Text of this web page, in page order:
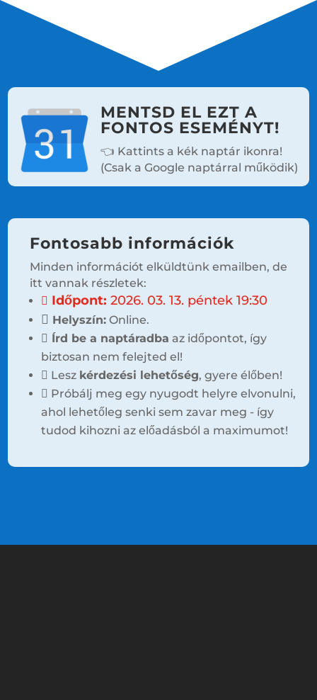
MENTSD EL EZT A
FONTOS ESEMÉNYT!
👈 Kattints a kék naptár ikonra!
(Csak a Google naptárral működik)
Fontosabb információk
Minden információt elküldtünk emailben, de
itt vannak részletek:
Időpont: 2026. 03. 13. péntek 19:30
Helyszín:Online.
Írd be a naptáradba az időpontot, így
biztosan nem felejted el!
Lesz kérdezési lehetőség, gyere élőben!
Próbálj meg egy nyugodt helyre elvonulni,
ahol lehetőleg senki sem zavar meg - így
tudod kihozni az előadásból a maximumot!